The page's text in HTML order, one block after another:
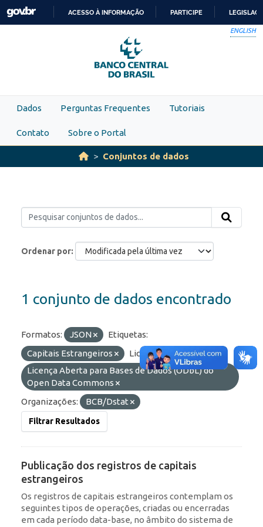
Skip to main content
PARA
O
CONTEÚDO
ACESSO À INFORMAÇÃO PARTICIPE
ENGLISH
Dados Perguntas Frequentes Tutoriais
Contato Sobre o Portal
Conjuntos de dados
Ordenar por
1 conjunto de dados encontrado
Formatos: JSON
Etiquetas:
Capitais Estrangeiros
Licenças:
Licença Aberta para Bases de Dados (ODbL) do
Open Data Commons
Organizações:
BCB/Dstat
Filtrar Resultados
Publicação dos registros de capitais
estrangeiros
Os registros de capitais estrangeiros contemplam os
seguintes tipos de operações, criadas ou encerradas
em cada período data-base, no âmbito do sistema de